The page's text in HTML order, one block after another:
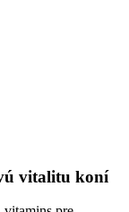
vitalitu koní